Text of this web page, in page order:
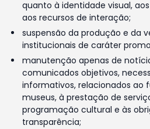
quanto à identidade visual,
aos recursos de interação;
suspensão da produção e da
institucionais de caráter
manutenção apenas de
comunicados objetivos,
informativos, relacionados ao
museus, à prestação de
programação cultural e às
transparência;